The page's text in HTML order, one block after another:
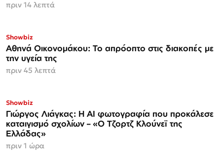
πριν 14 λεπτά
Showbiz
Αθηνά Οικονομάκου: Το απρόοπτο στις διακοπές με
την υγεία της
πριν 45 λεπτά
Showbiz
Γιώργος Λιάγκας: Η AI φωτογραφία που προκάλεσε
καταιγισμό σχολίων – «Ο Τζορτζ Κλούνεϊ της
Ελλάδας»
πριν 1 ώρα